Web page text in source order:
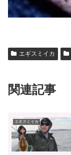
エギスミイカ
関連記事
エギスミイカ